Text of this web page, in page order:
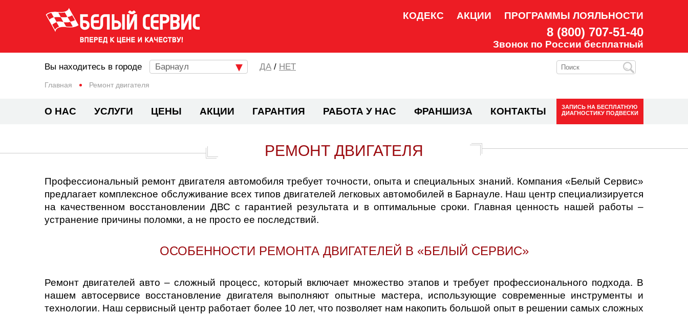
КОДЕКС АКЦИИ ПРОГРАММЫ ЛОЯЛЬНОСТИ
8 (800) 707-51-40
Звонок по России бесплатный
Главная Ремонт двигателя
Вы находитесь в городе Барнаул / НЕТ
О НАС УСЛУГИ ЦЕНЫ АКЦИИ ГАРАНТИЯ РАБОТА У НАС ФРАНШИЗА КОНТАКТЫ ЗАПИСЬ НА БЕСПЛАТНУЮ
ДИАГНОСТИКУ ПОДВЕСКИ
РЕМОНТ ДВИГАТЕЛЯ
Профессиональный ремонт двигателя автомобиля требует точности, опыта и специальных знаний. Компания «Белый Сервис»
предлагает комплексное обслуживание всех типов двигателей легковых автомобилей в Барнауле. Наш центр специализируется
на качественном восстановлении ДВС с гарантией результата и в оптимальные сроки. Главная ценность нашей работы –
устранение причины поломки, а не просто ее последствий.
ОСОБЕННОСТИ РЕМОНТА ДВИГАТЕЛЕЙ В «БЕЛЫЙ СЕРВИС»
Ремонт двигателей авто – сложный процесс, который включает множество этапов и требует профессионального подхода. В
нашем автосервисе восстановление двигателя выполняют опытные мастера, использующие современные инструменты и
технологии. Наш сервисный центр работает более 10 лет, что позволяет нам накопить большой опыт в решении самых сложных